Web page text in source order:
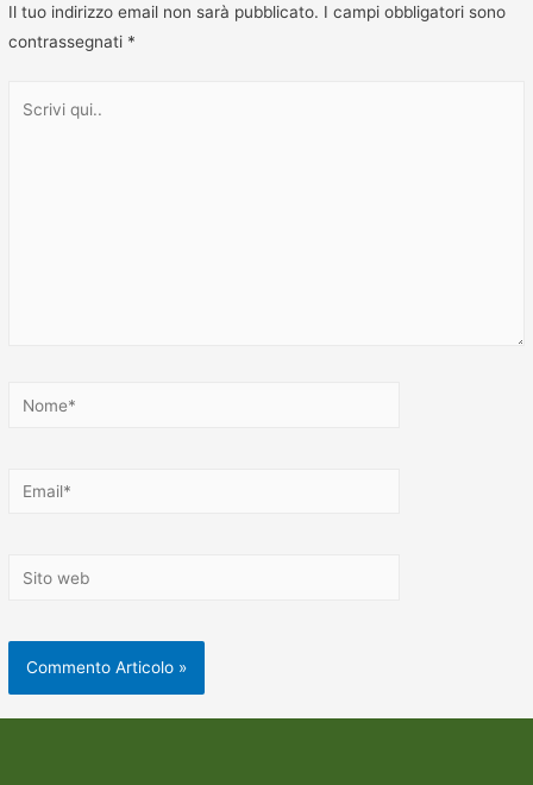
Il tuo indirizzo email non sarà pubblicato. I campi obbligatori sono
contrassegnati *